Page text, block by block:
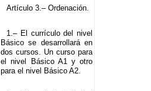
Artículo 3.– Ordenación.
1.– El currículo del nivel
Básico se desarrollará en
dos cursos. Un curso para
el nivel Básico A1 y otro
para el nivel Básico A2.